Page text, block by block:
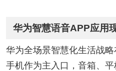
华为智慧语音APP应用
华为全场景智慧化生活战
手机作为主入口，音箱、